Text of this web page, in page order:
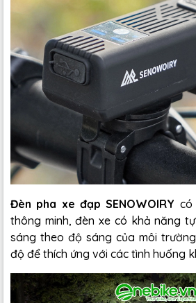
Đèn pha xe đạp SENOWOIRY có
thông minh, đèn xe có khả năng
sáng theo độ sáng của môi
độ để thích ứng với các tình huống